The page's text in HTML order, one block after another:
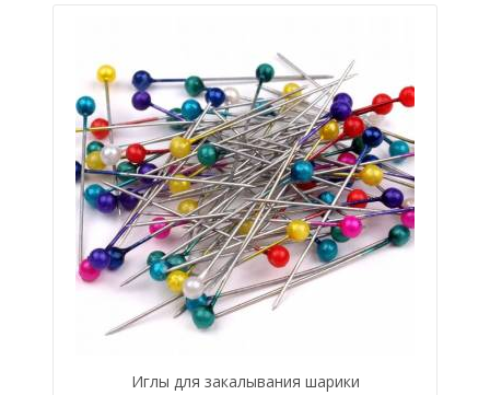
Иглы для закалывания шарики